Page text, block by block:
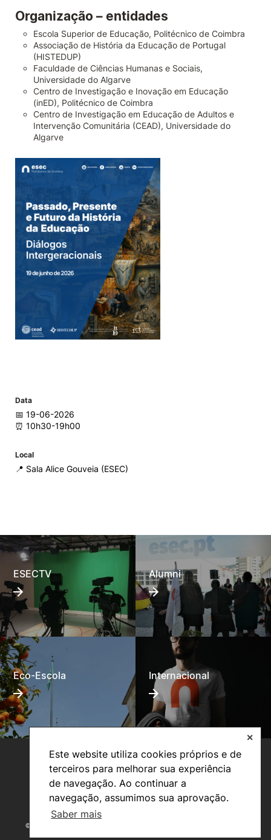
Este website utiliza cookies próprios e de
terceiros para melhorar sua experiência
de navegação. Ao continuar a
navegação, assumimos sua aprovação.
Saber mais
✕
Organização – entidades
Escola Superior de Educação, Politécnico de Coimbra
Associação de História da Educação de Portugal
(HISTEDUP)
Faculdade de Ciências Humanas e Sociais,
Universidade do Algarve
Centro de Investigação e Inovação em Educação
(inED), Politécnico de Coimbra
Centro de Investigação em Educação de Adultos e
Intervenção Comunitária (CEAD), Universidade do
Algarve
Data
📅 19-06-2026
⏰ 10h30-19h00
Local
📍 Sala Alice Gouveia (ESEC)
ESECTV Alumni
Eco-Escola Internacional
©2026 Instituto Politécnico de Coimbra. Todos os direitos reservados.